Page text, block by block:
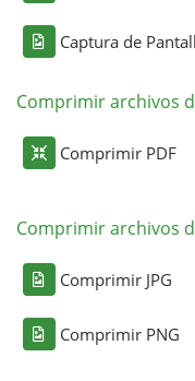
Captura de
Comprimir archivos
Comprimir PDF
Comprimir archivos
Comprimir JPG
Comprimir PNG